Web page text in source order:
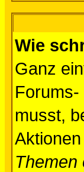
Wie
Ganz
musst,
Themen